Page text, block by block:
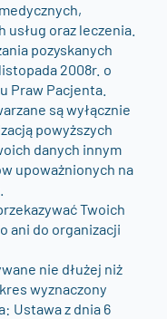
usług oraz leczenia.
pozyskanych
2008r. o
Praw Pacjenta.
są wyłącznie
powyższych
danych innym
upoważnionych na
Twoich
ani do organizacji
nie dłużej niż
wyznaczony
Ustawa z dnia 6